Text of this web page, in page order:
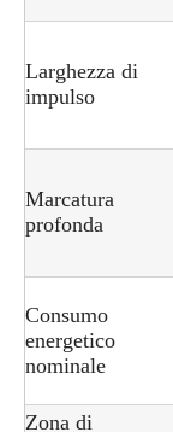
Larghezza di
impulso
Marcatura
profonda
Consumo
energetico
nominale
Zona di